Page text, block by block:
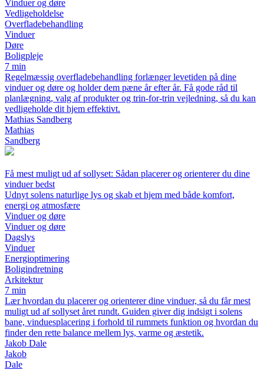
Vinduer og døre
Vedligeholdelse
Overfladebehandling
Vinduer
Døre
Boligpleje
7 min
Regelmæssig overfladebehandling forlænger levetiden på dine
vinduer og døre og holder dem pæne år efter år. Få gode råd til
planlægning, valg af produkter og trin-for-trin vejledning, så du kan
vedligeholde dit hjem effektivt.
Mathias Sandberg
Mathias
Sandberg
Få mest muligt ud af sollyset: Sådan placerer og orienterer du dine
vinduer bedst
Udnyt solens naturlige lys og skab et hjem med både komfort,
energi og atmosfære
Vinduer og døre
Vinduer og døre
Dagslys
Vinduer
Energioptimering
Boligindretning
Arkitektur
7 min
Lær hvordan du placerer og orienterer dine vinduer, så du får mest
muligt ud af sollyset året rundt. Guiden giver dig indsigt i solens
bane, vinduesplacering i forhold til rummets funktion og hvordan du
finder den rette balance mellem lys, varme og æstetik.
Jakob Dale
Jakob
Dale